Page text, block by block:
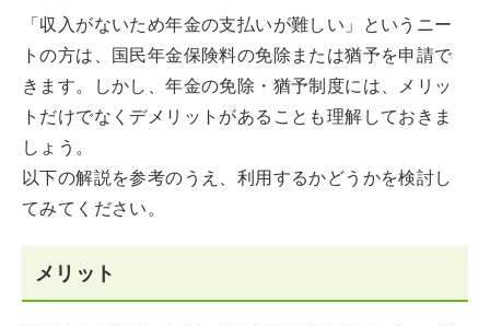
「収入がないため年金の支払いが難しい」というニー
トの方は、国民年金保険料の免除または猶予を申請で
きます。しかし、年金の免除・猶予制度には、メリッ
トだけでなくデメリットがあることも理解しておきま
しょう。
以下の解説を参考のうえ、利用するかどうかを検討し
てみてください。
メリット